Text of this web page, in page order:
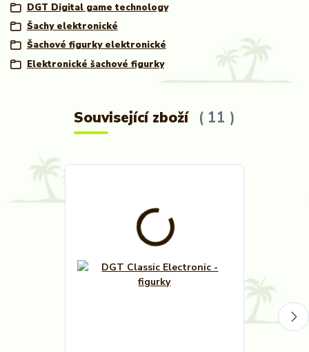
DGT Digital game technology
Šachy elektronické
Šachové figurky elektronické
Elektronické šachové figurky
Související zboží 11